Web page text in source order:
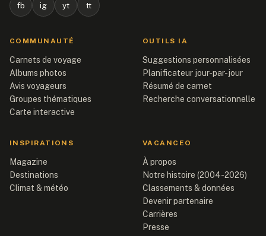
fb ig yt tt
COMMUNAUTÉ
Carnets de voyage
Albums photos
Avis voyageurs
Groupes thématiques
Carte interactive
OUTILS IA
Suggestions personnalisées
Planificateur jour-par-jour
Résumé de carnet
Recherche conversationnelle
INSPIRATIONS
Magazine
Destinations
Climat & météo
VACANCEO
À propos
Notre histoire (2004-2026)
Classements & données
Devenir partenaire
Carrières
Presse